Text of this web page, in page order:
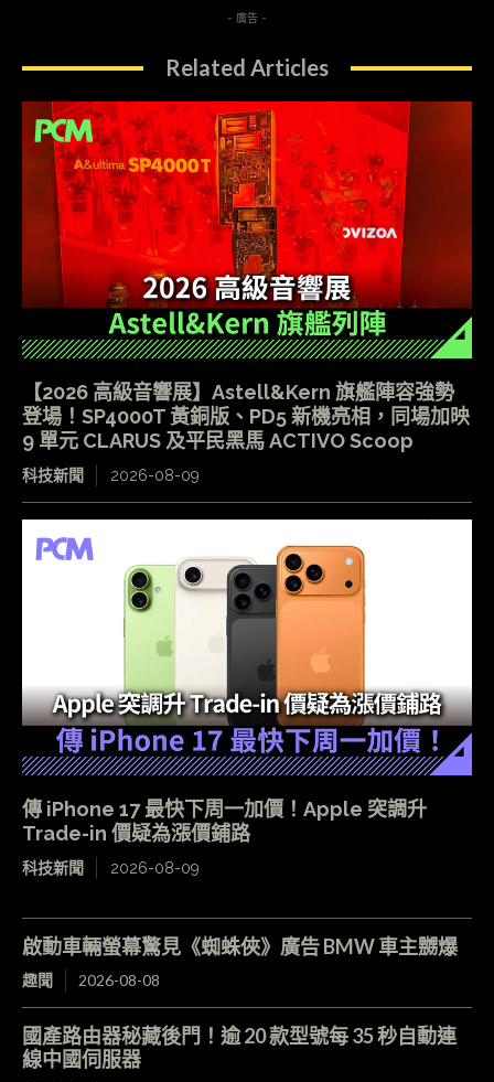
- 廣告 -
Related Articles
【2026 高級音響展】Astell&Kern 旗艦陣容強勢
登場！SP4000T 黃銅版、PD5 新機亮相，同場加映
9 單元 CLARUS 及平民黑馬 ACTIVO Scoop
科技新聞 2026-08-09
傳 iPhone 17 最快下周一加價！Apple 突調升
Trade-in 價疑為漲價鋪路
科技新聞 2026-08-09
啟動車輛螢幕驚見《蜘蛛俠》廣告 BMW 車主嬲爆
趣聞 2026-08-08
國產路由器秘藏後門！逾 20 款型號每 35 秒自動連
線中國伺服器